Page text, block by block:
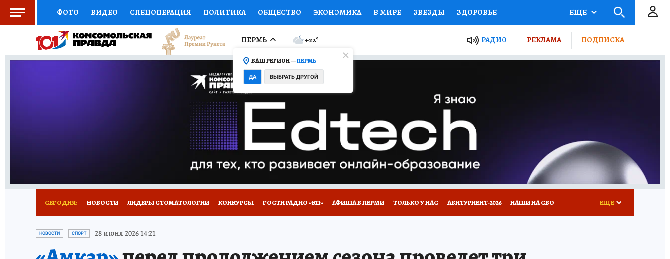
ФОТО ВИДЕО СПЕЦОПЕРАЦИЯ ПОЛИТИКА ОБЩЕСТВО ЭКОНОМИКА В МИРЕ ЗВЕЗДЫ ЗДОРОВЬЕ
СОЦПОДДЕРЖКА НАУКА СПОРТ КОЛУМНИСТЫ ПРОИСШЕСТВИЯ НАЦИОНАЛЬНЫЕ ПРОЕКТЫ РОССИИ
ВЫБОР ЭКСПЕРТОВ ДОКТОР ФИНАНСЫ ОТКРЫВАЕМ МИР Я ЗНАЮ СЕМЬЯ ЖЕНСКИЕ СЕКРЕТЫ ПУТЕВОДИТЕЛЬ
ПРОГНОЗЫ НА СПОРТ ПРОМОКОДЫ СЕРИАЛЫ
ТЕЛЕВИЗОР КОЛЛЕКЦИИ КОНКУРСЫ ГИД ПОТРЕБИТЕЛЯ
НОВОЕ НА САЙТЕ
ЕЩЕ
ПЕРМЬ
ВАШ РЕГИОН —ПЕРМЬ
ДА ВЫБРАТЬ ДРУГОЙ
+22° РАДИО РЕКЛАМА ПОДПИСКА
СЕГОДНЯ: НОВОСТИ ЛИДЕРЫ СТОМАТОЛОГИИ КОНКУРСЫ ГОСТИ РАДИО «КП» АФИША В ПЕРМИ ТОЛЬКО У НАС АБИТУРИЕНТ-2026 НАШИ НА СВО
ВОЕНКОРЫ УКРАИНА: СВОДКА
СНЕГОПАД ВЕКА НАСТОЯЩИЕ ЛЮДИ ОТДЫХ В РОССИИ ЗАПОВЕДНАЯ РОССИЯ ГЕРОИ В БЕЛЫХ ХАЛАТАХ ВЫБОРЫ ГУБЕРНАТОРА
ЕЩЕ
НОВОСТИ СПОРТ 28 июня 2026 14:21